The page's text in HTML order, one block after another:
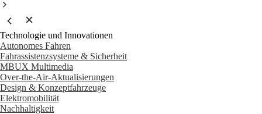
Technologie und Innovationen
Autonomes Fahren
Fahrassistenzsysteme & Sicherheit
MBUX Multimedia
Over-the-Air-Aktualisierungen
Design & Konzeptfahrzeuge
Elektromobilität
Nachhaltigkeit